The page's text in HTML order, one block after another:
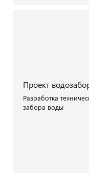
Проект
Разработка
забора воды